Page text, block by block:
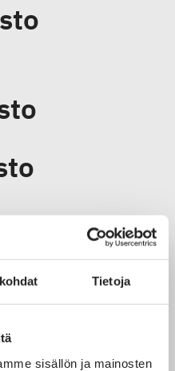
Tietoja
sisällön ja mainosten
—